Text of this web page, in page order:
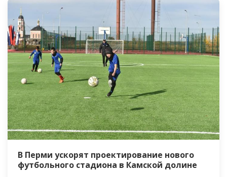
В Перми ускорят проектирование нового
футбольного стадиона в Камской долине